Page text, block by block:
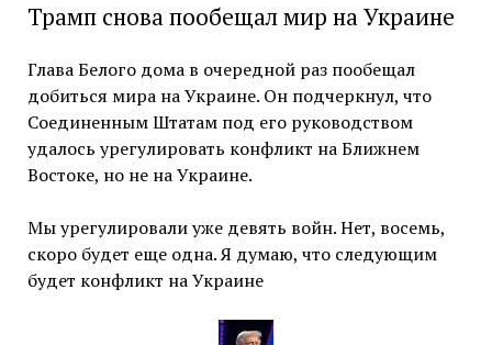
Трамп снова пообещал мир на Украине
Глава Белого дома в очередной раз пообещал
добиться мира на Украине. Он подчеркнул, что
Соединенным Штатам под его руководством
удалось урегулировать конфликт на Ближнем
Востоке, но не на Украине.
Мы урегулировали уже девять войн. Нет, восемь,
скоро будет еще одна. Я думаю, что следующим
будет конфликт на Украине